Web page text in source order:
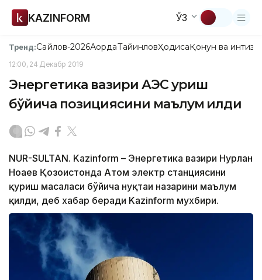
KAZINFORM ЎЗ
Тренд:Сайлов-2026АқордаТайинловҲодисаҚонун ва
12:00, 24 Декабр 2019
Энергетика вазири АЭС қуриш
бўйича позициясини маълум қилди
NUR-SULTAN. Kazinform – Энергетика вазири Нурлан
Ноғаев Қозоғистонда Атом электр станциясини
қуриш масаласи бўйича нуқтаи назарини маълум
қилди, деб хабар беради Kazinform мухбири.